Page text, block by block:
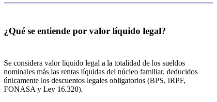
¿Qué se entiende por valor líquido legal?
Se considera valor líquido legal a la totalidad de los sueldos
nominales más las rentas líquidas del núcleo familiar, deducidos
únicamente los descuentos legales obligatorios (BPS, IRPF,
FONASA y Ley 16.320).